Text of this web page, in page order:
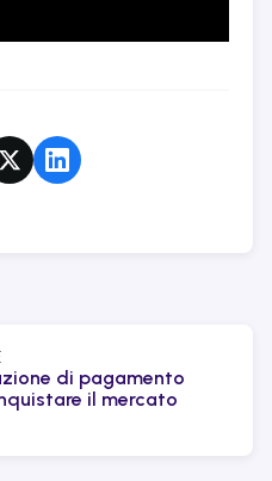
di pagamento
il mercato